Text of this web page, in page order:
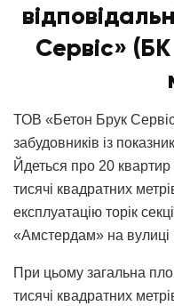
Сервіс»
ТОВ «Бетон Брук
забудовників із
Йдеться про 20
тисячі квадратних
експлуатацію торік
«Амстердам» на вулиці
При цьому загальна
тисячі квадратних